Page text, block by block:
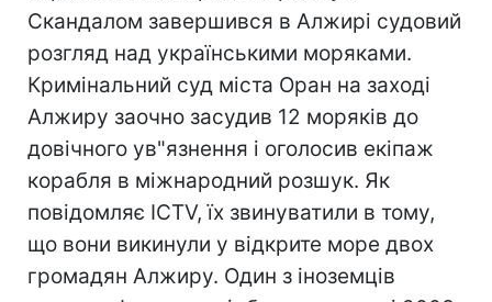
Скандалом завершився в Алжирі судовий
розгляд над українськими моряками.
Кримінальний суд міста Оран на заході
Алжиру заочно засудив 12 моряків до
довічного ув"язнення і оголосив екіпаж
корабля в міжнародний розшук. Як
повідомляє ICTV, їх звинуватили в тому,
що вони викинули у відкрите море двох
громадян Алжиру. Один з іноземців